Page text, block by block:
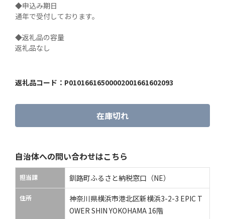
◆申込み期日
通年で受付しております。
◆返礼品の容量
返礼品なし
返礼品コード： P01016616500002001661602093
在庫切れ
自治体への問い合わせはこちら
担当課 釧路町ふるさと納税窓口（NE）
住所
神奈川県横浜市港北区新横浜3-2-3 EPIC T
OWER SHIN YOKOHAMA 16階